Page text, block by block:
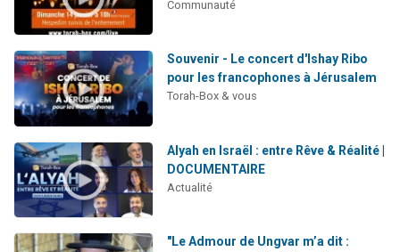
Communauté
Souvenir - Le concert d'Ishay Ribo
pour les francophones à Jérusalem
Torah-Box & vous
Alyah en Israël : entre Rêve & Réalité |
DOCUMENTAIRE
Actualité
"Le Admour de Ungvar m’a dit :